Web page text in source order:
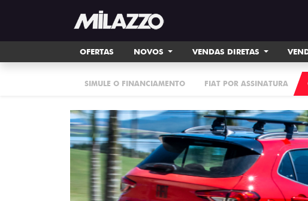
OFERTAS NOVOS VENDAS DIRETAS
SIMULE O FINANCIAMENTO FIAT POR ASSINATURA